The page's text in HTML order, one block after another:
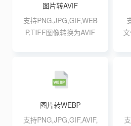
图片转AVIF
支持PNG,JPG,GIF,WEB
P,TIFF图像转换为AVIF
图片转WEBP
支持PNG,JPG,GIF,AVIF,